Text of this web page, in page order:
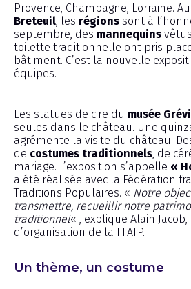
Provence, Champagne, Lorraine. Au
Breteuil , les régions sont à
septembre, des mannequins
toilette traditionnelle ont pris
bâtiment. C’est la nouvelle
équipes.
Les statues de cire du musée
seules dans le château. Une
agrémente la visite du château.
de costumes traditionnels , de
mariage. L’exposition s’appelle «
a été réalisée avec la Fédération
Traditions Populaires. « Notre
transmettre, recueillir notre
traditionnel« , explique Alain
d’organisation de la FFATP.
Un thème, un costume